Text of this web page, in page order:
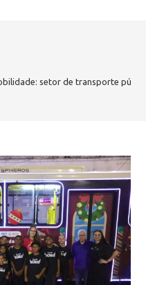
setor de transporte